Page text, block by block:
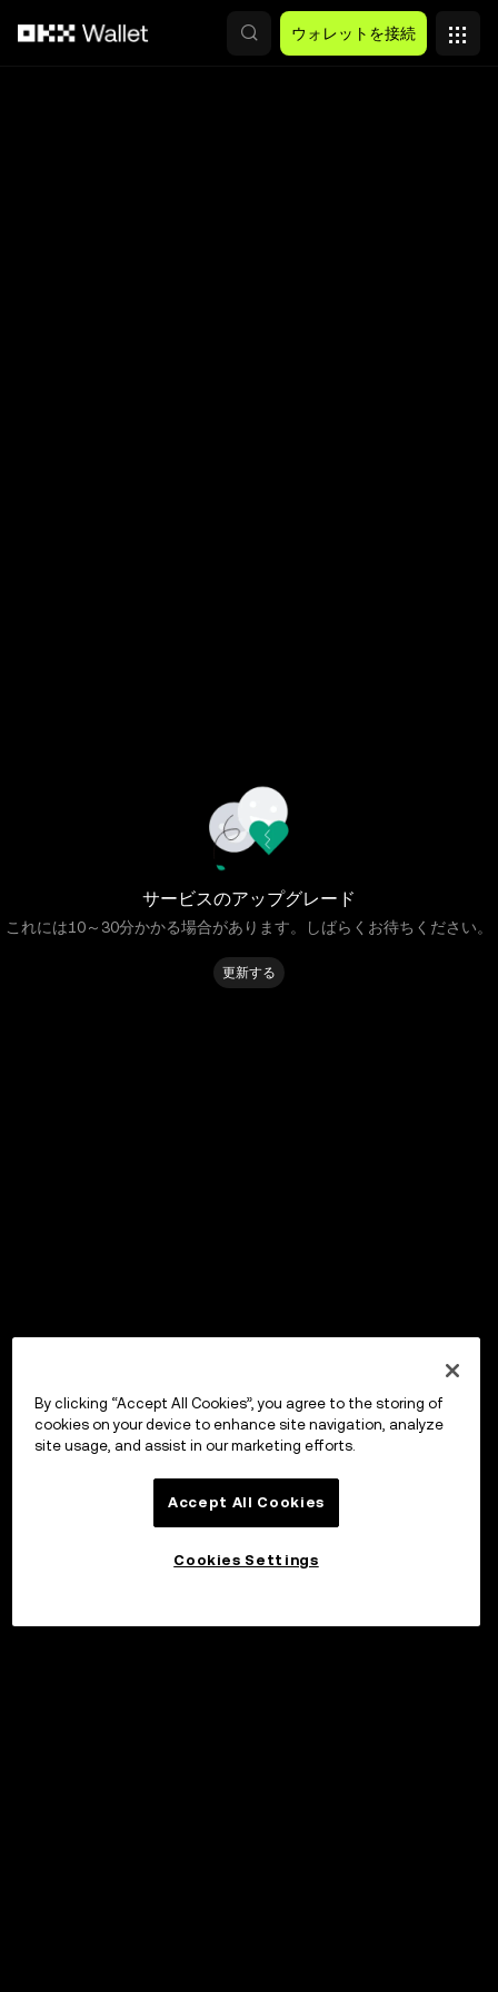
ウォレットを接続
サービスのアップグレード
これには10～30分かかる場合があります。しばらくお待ちください。
更新する
By clicking “Accept All Cookies”, you agree to the storing of
cookies on your device to enhance site navigation, analyze
site usage, and assist in our marketing efforts.
Accept All Cookies
Cookies Settings